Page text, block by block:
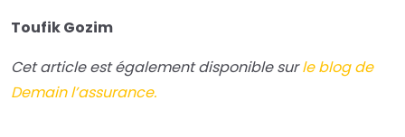
Toufik Gozim
Cet article est également disponible surle blog de
Demain l’assurance.